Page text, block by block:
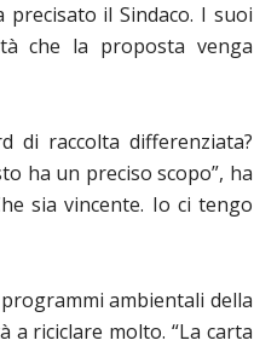
precisato il Sindaco. I suoi
che la proposta venga
di raccolta differenziata?
ha un preciso scopo”, ha
sia vincente. Io ci tengo
ambientali della
riciclare molto. “La carta